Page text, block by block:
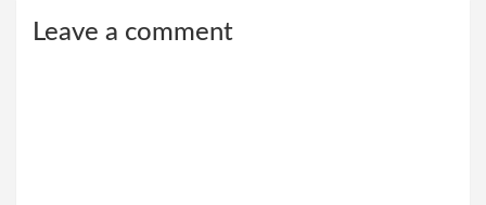
Leave a comment